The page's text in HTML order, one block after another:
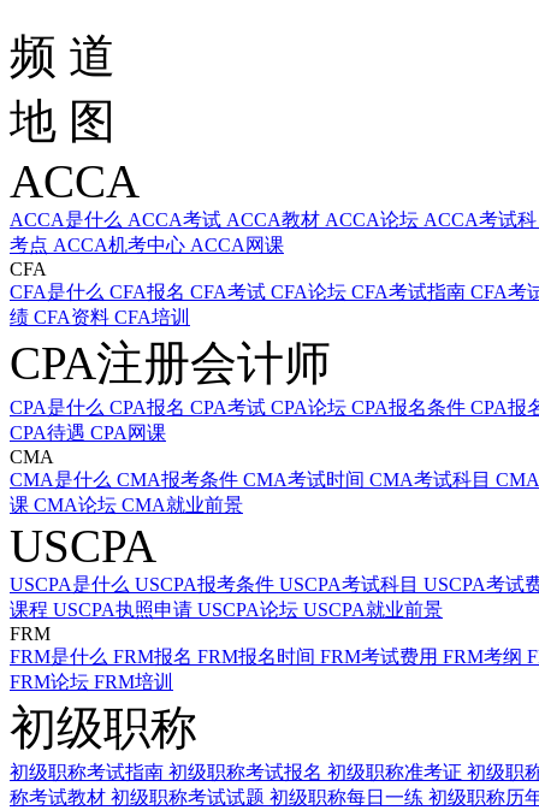
频 道
地 图
ACCA
ACCA是什么 ACCA考试 ACCA教材 ACCA论坛 ACCA考试
考点 ACCA机考中心 ACCA网课
CFA
CFA是什么 CFA报名 CFA考试 CFA论坛 CFA考试指南 CFA考
绩 CFA资料 CFA培训
CPA注册会计师
CPA是什么 CPA报名 CPA考试 CPA论坛 CPA报名条件 CPA报
CPA待遇 CPA网课
CMA
CMA是什么 CMA报考条件 CMA考试时间 CMA考试科目
课 CMA论坛 CMA就业前景
USCPA
USCPA是什么 USCPA报考条件 USCPA考试科目 USCPA考试
课程 USCPA执照申请 USCPA论坛 USCPA就业前景
FRM
FRM是什么 FRM报名 FRM报名时间 FRM考试费用 FRM考纲
FRM论坛 FRM培训
初级职称
初级职称考试指南 初级职称考试报名 初级职称准考证 初级职
称考试教材 初级职称考试试题 初级职称每日一练 初级职称历